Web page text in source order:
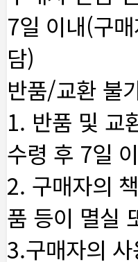
7일 이내(구
담)
반품/교환 불
1. 반품 및 교
수령 후 7일
2. 구매자의
품 등이 멸실
3.구매자의